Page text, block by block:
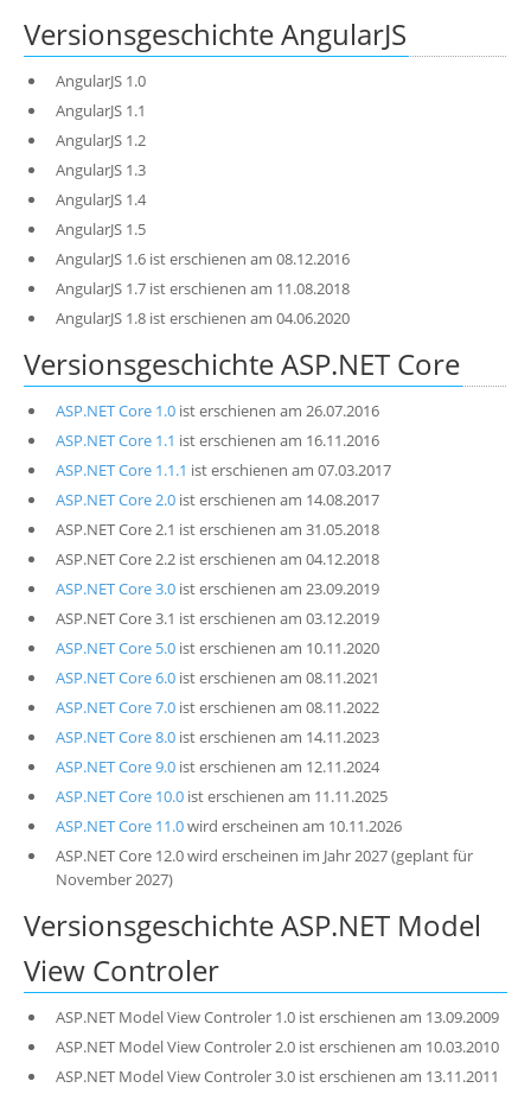
Versionsgeschichte AngularJS
AngularJS 1.0
AngularJS 1.1
AngularJS 1.2
AngularJS 1.3
AngularJS 1.4
AngularJS 1.5
AngularJS 1.6 ist erschienen am 08.12.2016
AngularJS 1.7 ist erschienen am 11.08.2018
AngularJS 1.8 ist erschienen am 04.06.2020
Versionsgeschichte ASP.NET Core
ASP.NET Core 1.0ist erschienen am 26.07.2016
ASP.NET Core 1.1 ist erschienen am 16.11.2016
ASP.NET Core 1.1.1 ist erschienen am 07.03.2017
ASP.NET Core 2.0ist erschienen am 14.08.2017
ASP.NET Core 2.1 ist erschienen am 31.05.2018
ASP.NET Core 2.2 ist erschienen am 04.12.2018
ASP.NET Core 3.0ist erschienen am 23.09.2019
ASP.NET Core 3.1 ist erschienen am 03.12.2019
ASP.NET Core 5.0ist erschienen am 10.11.2020
ASP.NET Core 6.0ist erschienen am 08.11.2021
ASP.NET Core 7.0ist erschienen am 08.11.2022
ASP.NET Core 8.0ist erschienen am 14.11.2023
ASP.NET Core 9.0ist erschienen am 12.11.2024
ASP.NET Core 10.0ist erschienen am 11.11.2025
ASP.NET Core 11.0wird erscheinen am 10.11.2026
ASP.NET Core 12.0 wird erscheinen im Jahr 2027 (geplant für
November 2027)
Versionsgeschichte ASP.NET Model
View Controler
ASP.NET Model View Controler 1.0 ist erschienen am 13.09.2009
ASP.NET Model View Controler 2.0 ist erschienen am 10.03.2010
ASP.NET Model View Controler 3.0 ist erschienen am 13.11.2011